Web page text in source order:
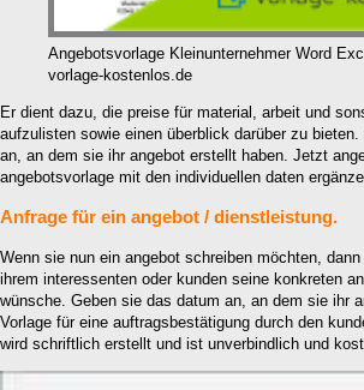
Angebotsvorlage Kleinunternehmer Word
vorlage-kostenlos.de
Er dient dazu, die preise für material, arbeit und
aufzulisten sowie einen überblick darüber zu
an, an dem sie ihr angebot erstellt haben. Jetzt
angebotsvorlage mit den individuellen daten
Anfrage für ein angebot / dienstleistung.
Wenn sie nun ein angebot schreiben möchten,
ihrem interessenten oder kunden seine konkreten
wünsche. Geben sie das datum an, an dem sie ihr
Vorlage für eine auftragsbestätigung durch den
wird schriftlich erstellt und ist unverbindlich und